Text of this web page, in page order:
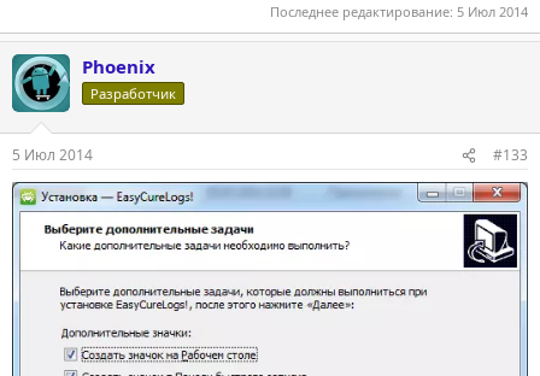
Последнее редактирование: 5 Июл 2014
Phoenix
Разработчик
5 Июл 2014 #133